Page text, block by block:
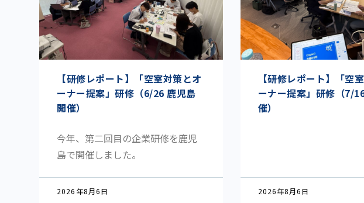
【研修レポート】「空室対策とオ
ーナー提案」研修（6/26 鹿児島
開催）
今年、第二回目の企業研修を鹿児
島で開催しました。
2026年8月6日
【研修レポート】「空
ーナー提案」研修（7/
催）
2026年8月6日